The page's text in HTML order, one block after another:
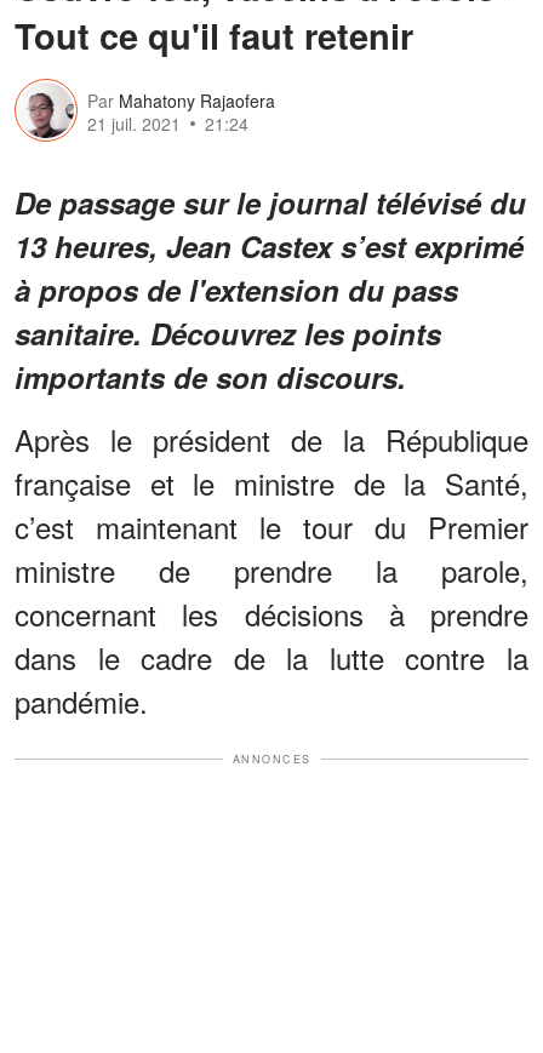
Tout ce qu'il faut retenir
Par Mahatony Rajaofera
21 juil. 2021
21:24
De passage sur le journal télévisé du
13 heures, Jean Castex s’est exprimé
à propos de l'extension du pass
sanitaire. Découvrez les points
importants de son discours.
Après le président de la République
française et le ministre de la Santé,
c’est maintenant le tour du Premier
ministre de prendre la parole,
concernant les décisions à prendre
dans le cadre de la lutte contre la
pandémie.
ANNONCES